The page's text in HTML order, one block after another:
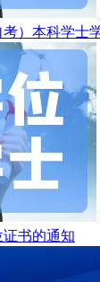
）本科学士
书的通知